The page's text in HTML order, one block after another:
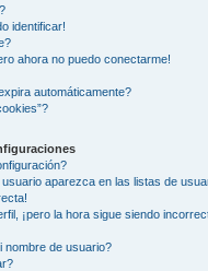
identificar!
ahora no puedo conectarme!
automáticamente?
aparezca en las listas de
¡pero la hora sigue siendo
nombre de usuario?